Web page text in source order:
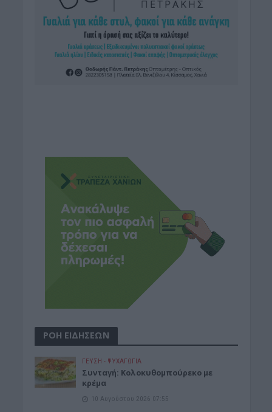
ΡΟΗ ΕΙΔΗΣΕΩΝ
ΓΕΎΣΗ - ΨΥΧΑΓΩΓΊΑ
Συνταγή: Κολοκυθομπούρεκο με
κρέμα
10 Αυγούστου 2026 07:55